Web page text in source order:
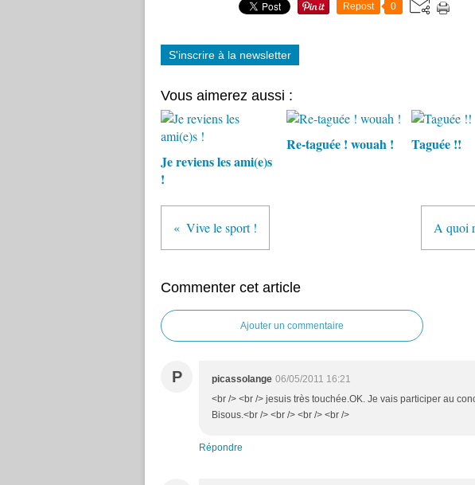
Repost 0
S'inscrire à la newsletter
Vous aimerez aussi :
Je reviens les ami(e)s
!
Re-taguée ! wouah !
Taguée !!
Vive le sport ! A quoi
Commenter cet article
Ajouter un commentaire
P picassolange 06/05/2011 16:21
<br /> <br /> jesuis très touchée.OK. Je vais participer au
Bisous.<br /> <br /> <br /> <br />
Répondre